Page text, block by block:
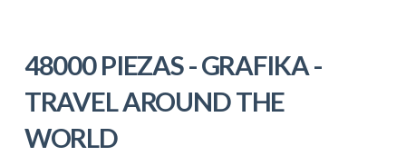
48000 PIEZAS - GRAFIKA -
TRAVEL AROUND THE
WORLD